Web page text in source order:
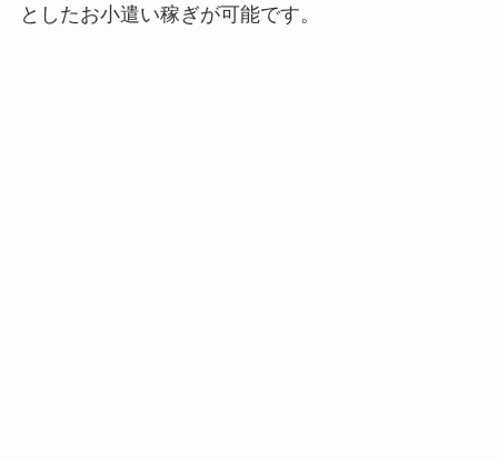
としたお小遣い稼ぎが可能です。